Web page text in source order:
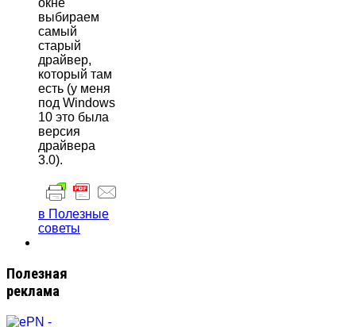
окне
выбираем
самый
старый
драйвер,
который там
есть (у меня
под Windows
10 это была
версия
драйвера
3.0).
в Полезные
советы
Полезная
реклама